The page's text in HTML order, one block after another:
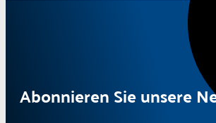
Abonnieren Sie unsere